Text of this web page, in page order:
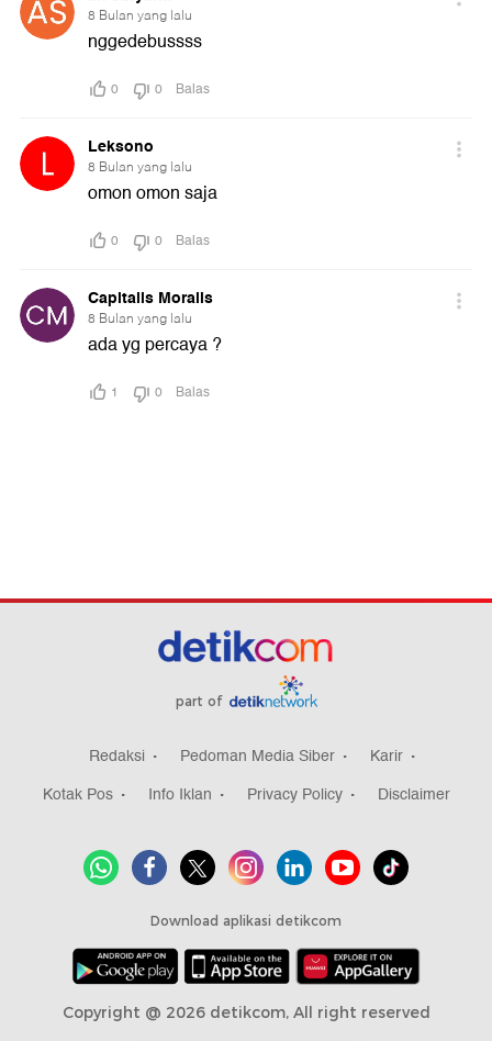
part of
Redaksi Pedoman Media Siber
Karir
Kotak Pos
Info Iklan Privacy Policy Disclaimer
Download aplikasi detikcom
Copyright @ 2026 detikcom, All right reserved